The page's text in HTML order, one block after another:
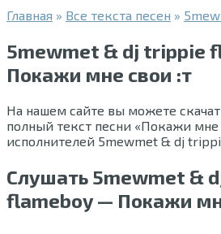
Главная » Все текста песен »
5mewmet & dj trippie
Покажи мне свои :т
На нашем сайте вы можете
полный текст песни «Покажи мне
исполнителей 5mewmet & dj
Слушать 5mewmet &
flameboy — Покажи